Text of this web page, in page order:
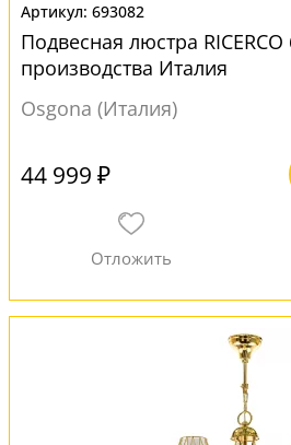
693082
Подвесная люстра RICERCO
производства Италия
Osgona (Италия)
44 999 ₽